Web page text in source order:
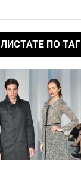
ЛИСТАТЕ ПО ТАГ